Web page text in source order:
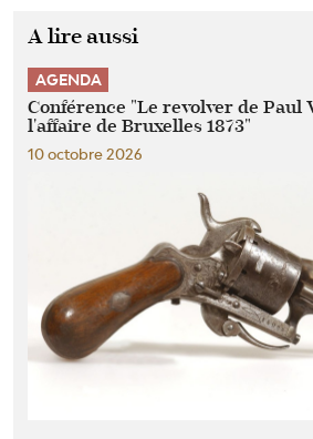
A lire aussi
AGENDA
Conférence "Le revolver de Paul
l'affaire de Bruxelles 1873"
10 octobre 2026